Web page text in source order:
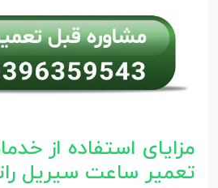
مزایای استفاده از
تعمیر ساعت سیریل